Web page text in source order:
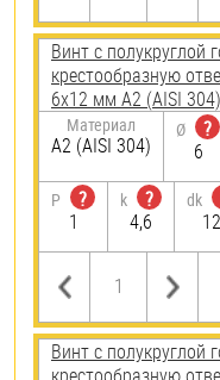
Винт с полукруглой
крестообразную
6х12 мм А2 (AISI 304)
Материал
А2 (AISI 304)
Ø
?
6
P
?
1
k
?
4,6
dk
12
Винт с полукруглой